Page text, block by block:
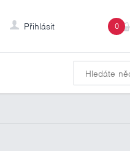
0
Přihlásit